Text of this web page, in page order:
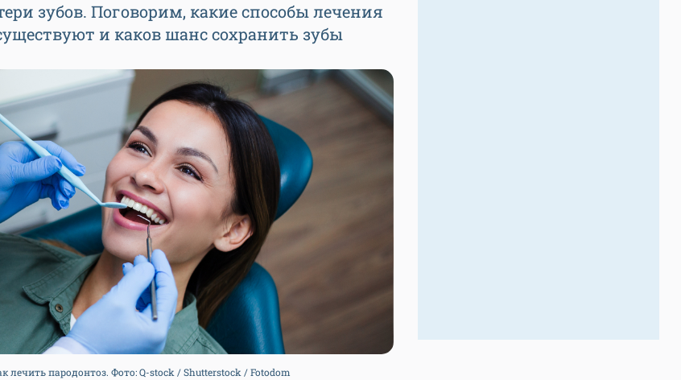
зубов. Поговорим, какие способы лечения
и каков шанс сохранить зубы
лечить пародонтоз. Фото: Q-stock / Shutterstock / Fotodom